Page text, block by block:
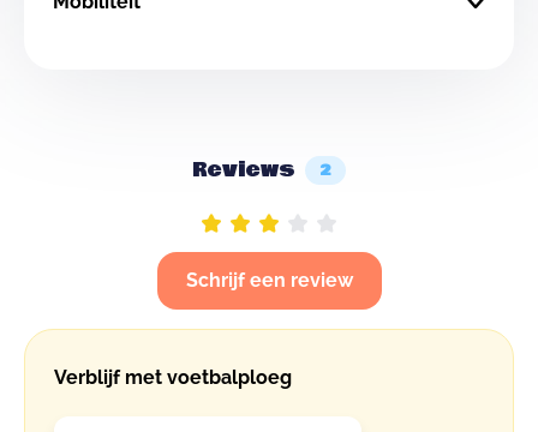
Reviews 2
Schrijf een review
Verblijf met voetbalploeg